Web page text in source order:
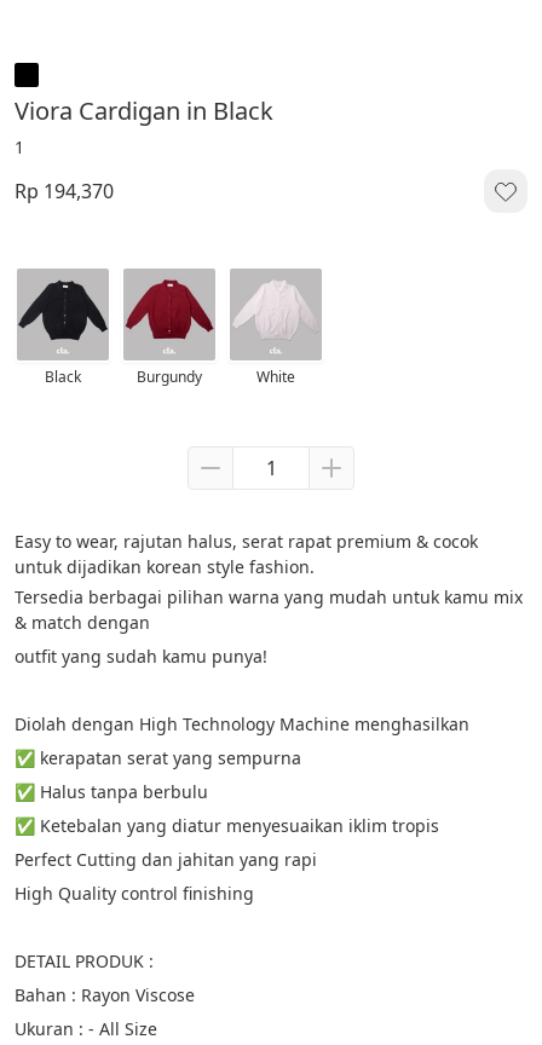
Viora Cardigan in Black
1
Rp 194,370
Black Burgundy White
Easy to wear, rajutan halus, serat rapat premium & cocok
untuk dijadikan korean style fashion.
Tersedia berbagai pilihan warna yang mudah untuk kamu mix
& match dengan
outfit yang sudah kamu punya!
Diolah dengan High Technology Machine menghasilkan
✅ kerapatan serat yang sempurna
✅ Halus tanpa berbulu
✅ Ketebalan yang diatur menyesuaikan iklim tropis
Perfect Cutting dan jahitan yang rapi
High Quality control finishing
DETAIL PRODUK :
Bahan : Rayon Viscose
Ukuran : - All Size